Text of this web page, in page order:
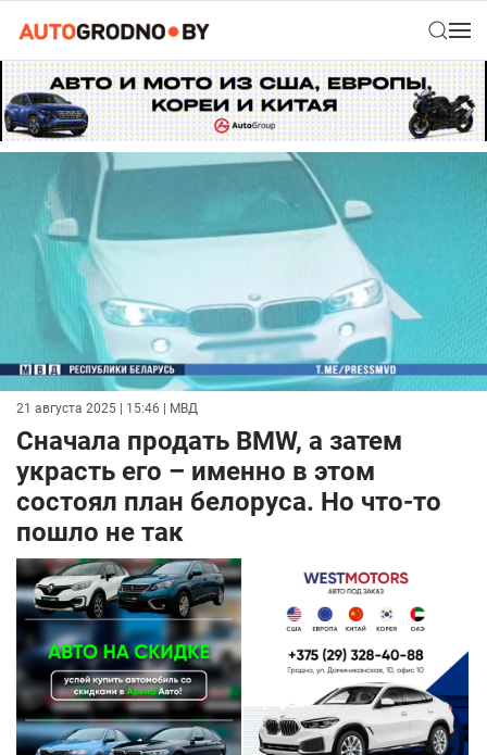
21 августа 2025 | 15:46 | МВД
Сначала продать BMW, а затем
украсть его – именно в этом
состоял план белоруса. Но что-то
пошло не так